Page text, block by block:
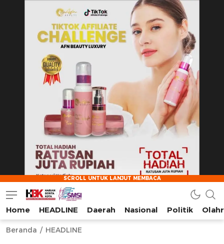
HarianBeritaKota
Mengabarkan Setiap Detil, Sudut, dan Cerita Kota
Home HEADLINE Daerah Nasional Politik
Beranda HEADLINE